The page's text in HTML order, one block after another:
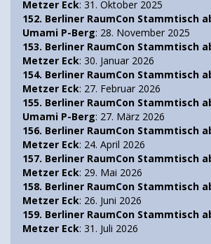
Metzer Eck: 31. Oktober 2025
152. Berliner RaumCon Stammtisch
Umami P-Berg: 28. November 2025
153. Berliner RaumCon Stammtisch
Metzer Eck: 30. Januar 2026
154. Berliner RaumCon Stammtisch
Metzer Eck: 27. Februar 2026
155. Berliner RaumCon Stammtisch
Umami P-Berg: 27. März 2026
156. Berliner RaumCon Stammtisch
Metzer Eck: 24. April 2026
157. Berliner RaumCon Stammtisch
Metzer Eck: 29. Mai 2026
158. Berliner RaumCon Stammtisch
Metzer Eck: 26. Juni 2026
159. Berliner RaumCon Stammtisch
Metzer Eck: 31. Juli 2026